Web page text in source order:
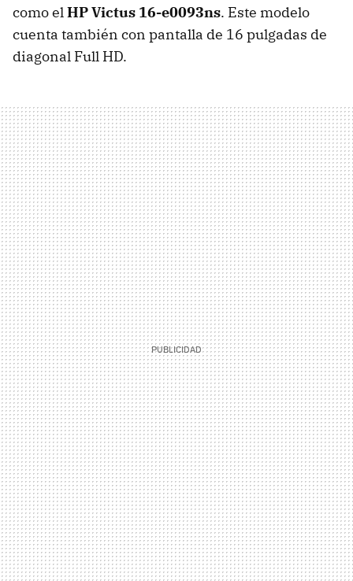
como elHP Victus 16-e0093ns. Este modelo
cuenta también con pantalla de 16 pulgadas de
diagonal Full HD.